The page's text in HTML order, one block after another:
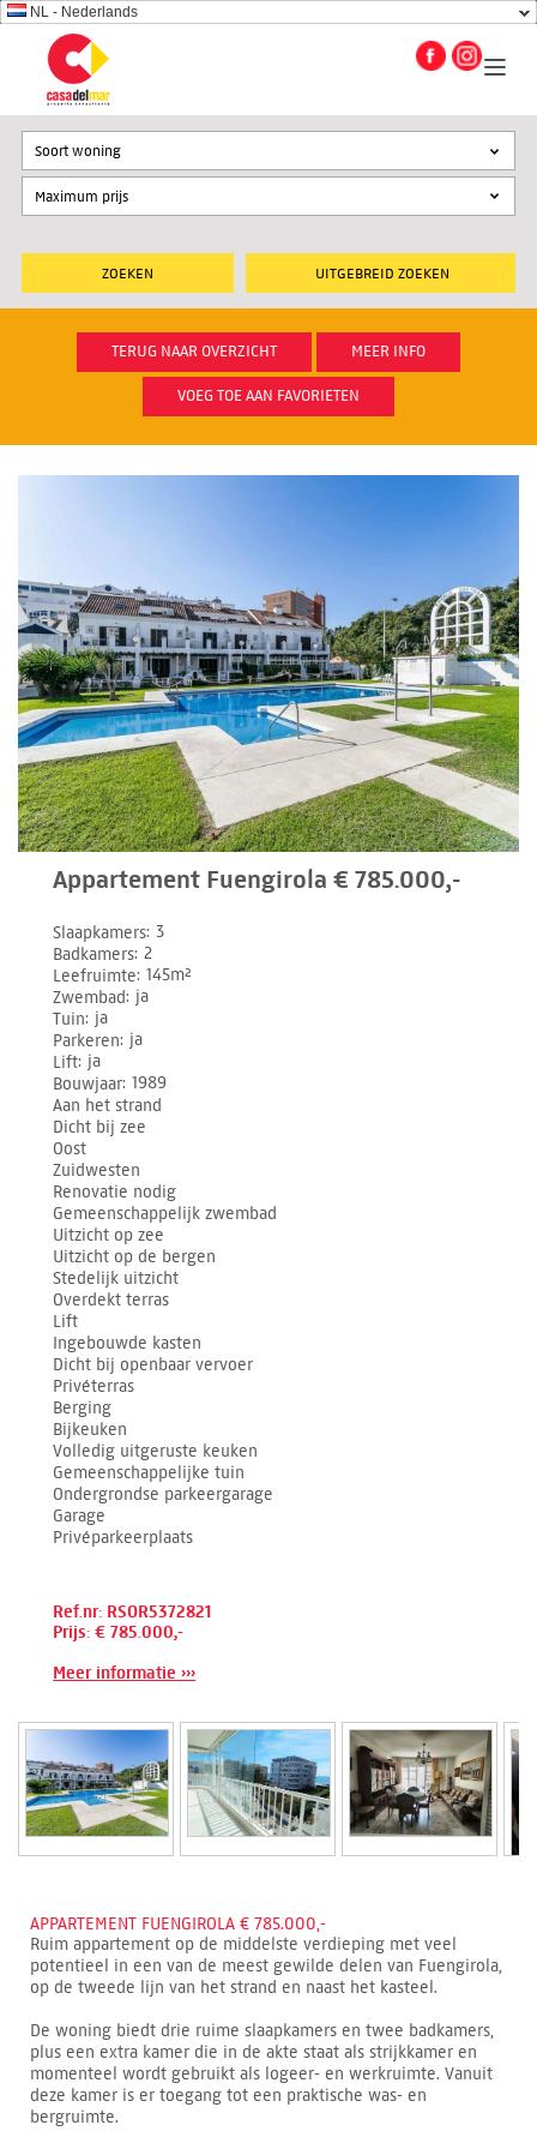
NL - Nederlands
UITGEBREID ZOEKEN
Soort woning
TERUG NAAR OVERZICHT MEER INFO
VOEG TOE AAN FAVORIETEN
Appartement Fuengirola € 785.000,-
Slaapkamers 3
Badkamers 2
Leefruimte 145m²
Zwembad ja
Tuin ja
Parkeren ja
Lift ja
Bouwjaar 1989
Aan het strand
Dicht bij zee
Oost
Zuidwesten
Renovatie nodig
Gemeenschappelijk zwembad
Uitzicht op zee
Uitzicht op de bergen
Stedelijk uitzicht
Overdekt terras
Lift
Ingebouwde kasten
Dicht bij openbaar vervoer
Privéterras
Berging
Bijkeuken
Volledig uitgeruste keuken
Gemeenschappelijke tuin
Ondergrondse parkeergarage
Garage
Privéparkeerplaats
Ref.nr: RSOR5372821
Prijs: € 785.000,-
Meer informatie ›››
APPARTEMENT FUENGIROLA € 785.000,-
Ruim appartement op de middelste verdieping met veel
potentieel in een van de meest gewilde delen van Fuengirola,
op de tweede lijn van het strand en naast het kasteel.
De woning biedt drie ruime slaapkamers en twee badkamers,
plus een extra kamer die in de akte staat als strijkkamer en
momenteel wordt gebruikt als logeer- en werkruimte. Vanuit
deze kamer is er toegang tot een praktische was- en
bergruimte.